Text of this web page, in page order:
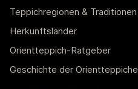
Teppichregionen & Traditionen
Herkunftsländer
Orientteppich-Ratgeber
Geschichte der Orientteppiche